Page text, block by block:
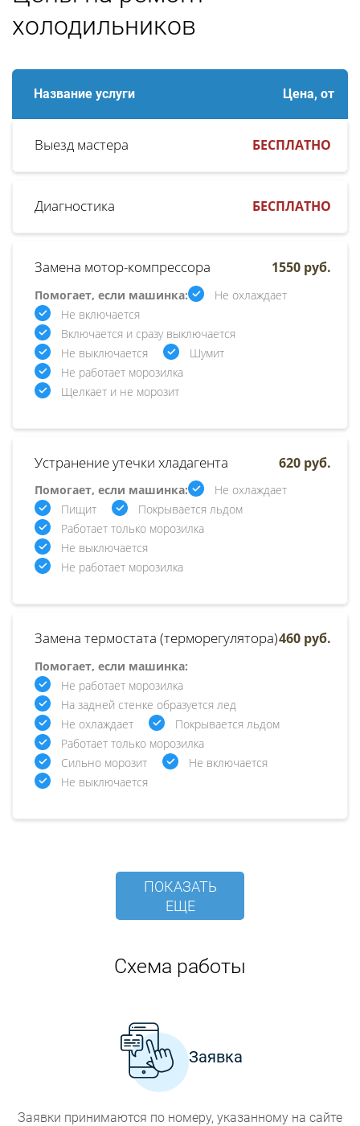
холодильников
Название услуги Цена, от
Выезд мастера БЕСПЛАТНО
Диагностика БЕСПЛАТНО
Замена мотор-компрессора
Помогает, если машинка:
Не охлаждает
Не включается
Включается и сразу выключается
Не выключается
Шумит
Не работает морозилка
Щелкает и не морозит
1550 руб.
Устранение утечки хладагента
Помогает, если машинка:
Не охлаждает
Пищит
Покрывается льдом
Работает только морозилка
Не выключается
Не работает морозилка
620 руб.
Замена термостата (терморегулятора)
Помогает, если машинка:
Не работает морозилка
На задней стенке образуется лед
Не охлаждает
Покрывается льдом
Работает только морозилка
Сильно морозит
Не включается
Не выключается
460 руб.
ПОКАЗАТЬ
ЕЩЕ
Схема работы
Заявка
Заявки принимаются по номеру, указанному на сайте